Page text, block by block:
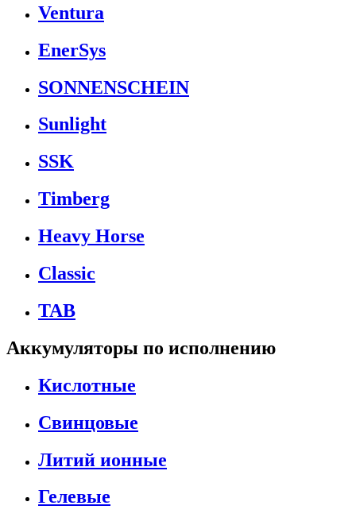
Ventura
EnerSys
SONNENSCHEIN
Sunlight
SSK
Timberg
Heavy Horse
Classic
TAB
Аккумуляторы по исполнению
Кислотные
Свинцовые
Литий ионные
Гелевые